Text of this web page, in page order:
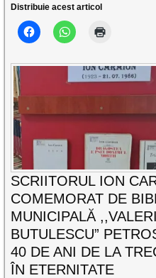
Distribuie acest articol
SCRIITORUL ION
COMEMORAT DE
MUNICIPALĂ
BUTULESCU”
40 DE ANI DE LA
ÎN ETERNITATE